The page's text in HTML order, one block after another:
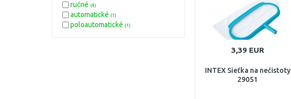
3,39 EUR
INTEX Sieťka na nečistoty
29051
ručné (4)
automatické (1)
poloautomatické (1)